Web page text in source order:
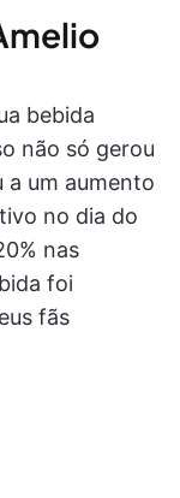
bebida
não só gerou
a um aumento
no dia do
nas
foi
fãs